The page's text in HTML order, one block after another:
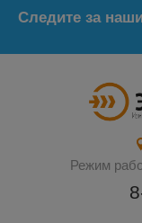
Следите за
Режим